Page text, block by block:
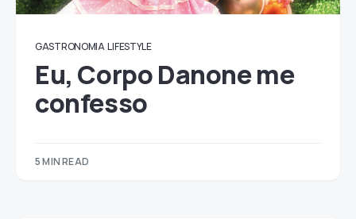
GASTRONOMIA LIFESTYLE
Eu, Corpo Danone me
confesso
5 MIN READ